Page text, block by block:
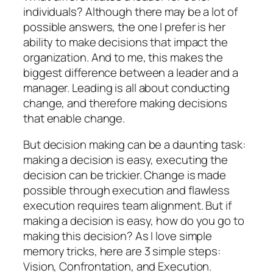
individuals? Although there may be a lot of
possible answers, the one I prefer is her
ability to make decisions that impact the
organization. And to me, this makes the
biggest difference between a leader and a
manager. Leading is all about conducting
change, and therefore making decisions
that enable change.
But decision making can be a daunting task:
making a decision is easy, executing the
decision can be trickier. Change is made
possible through execution and flawless
execution requires team alignment. But if
making a decision is easy, how do you go to
making this decision? As I love simple
memory tricks, here are 3 simple steps:
Vision, Confrontation, and Execution.